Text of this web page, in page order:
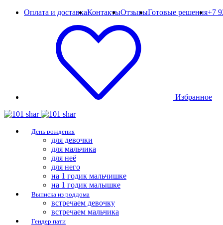
Оплата и доставкаКонтактыОтзывыГотовые решения+7
Избранное
День рождения
для девочки
для мальчика
для неё
для него
на 1 годик мальчишке
на 1 годик малышке
Выписка из роддома
встречаем девочку
встречаем мальчика
Гендер пати